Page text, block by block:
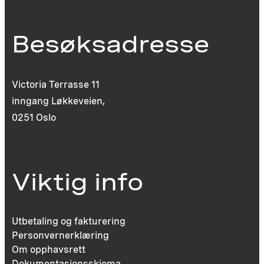
Besøksadresse
Victoria Terrasse 11
inngang Løkkeveien,
0251 Oslo
Viktig info
Utbetaling og fakturering
Personvernerklæring
Om opphavsrett